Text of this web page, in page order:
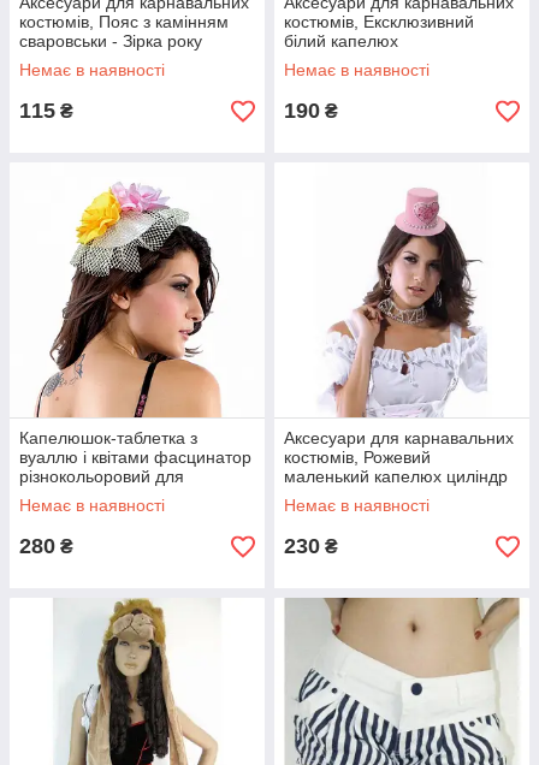
костюмів, Пояс з камінням
сваровськи - Зірка року
Немає в наявності
115 ₴
костюмів, Ексклюзивний
білий капелюх
Немає в наявності
190 ₴
Капелюшок-таблетка з
вуаллю і квітами фасцинатор
різнокольоровий для
карнавалу
Немає в наявності
280 ₴
Аксесуари для карнавальних
костюмів, Рожевий
маленький капелюх циліндр
Немає в наявності
230 ₴